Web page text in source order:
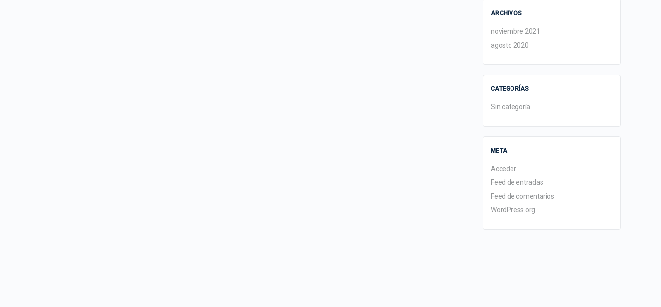
ARCHIVOS
noviembre 2021
agosto 2020
CATEGORÍAS
Sin categoría
META
Acceder
Feed de entradas
Feed de comentarios
WordPress.org